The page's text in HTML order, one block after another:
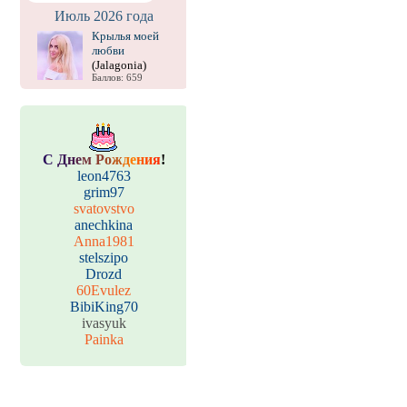
Июль 2026 года
Крылья моей
любви
(Jalagonia)
Баллов: 659
С Днем Рождения!
leon4763
grim97
svatovstvo
anechkina
Anna1981
stelszipo
Drozd
60Evulez
BibiKing70
ivasyuk
Painka